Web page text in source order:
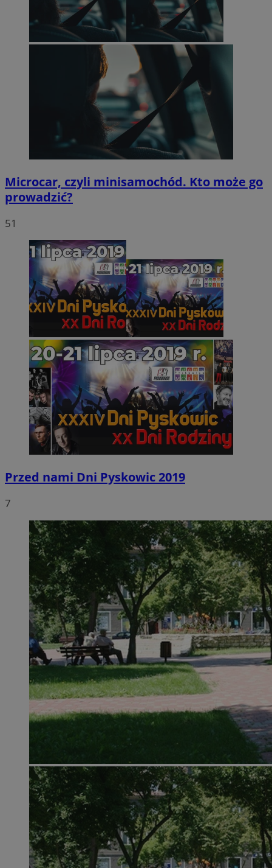
Microcar, czyli minisamochód. Kto może go
prowadzić?
51
Przed nami Dni Pyskowic 2019
7